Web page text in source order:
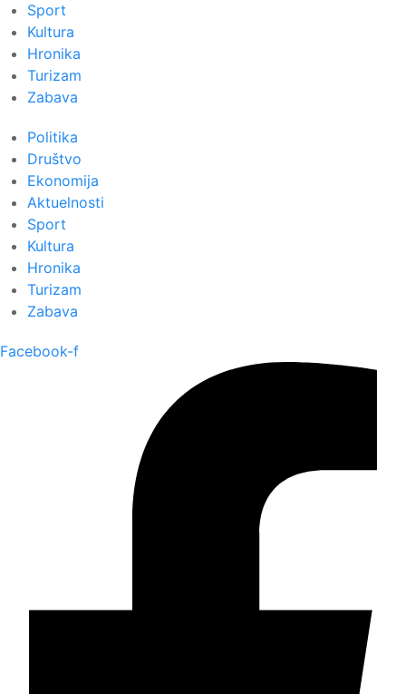
Sport
Kultura
Hronika
Turizam
Zabava
Politika
Društvo
Ekonomija
Aktuelnosti
Sport
Kultura
Hronika
Turizam
Zabava
Facebook-f